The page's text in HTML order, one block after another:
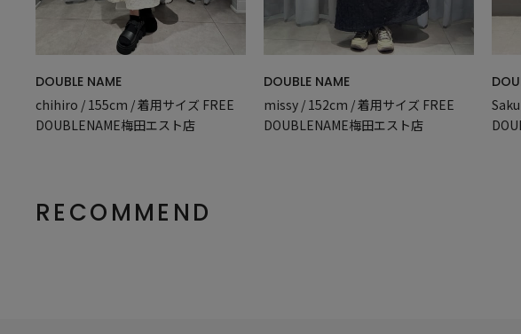
DOUBLE NAME
chihiro / 155cm / 着用サイズ FREE
DOUBLENAME梅田エスト店
DOUBLE NAME
missy / 152cm / 着用サイズ FREE
DOUBLENAME梅田エスト店
RECOMMEND